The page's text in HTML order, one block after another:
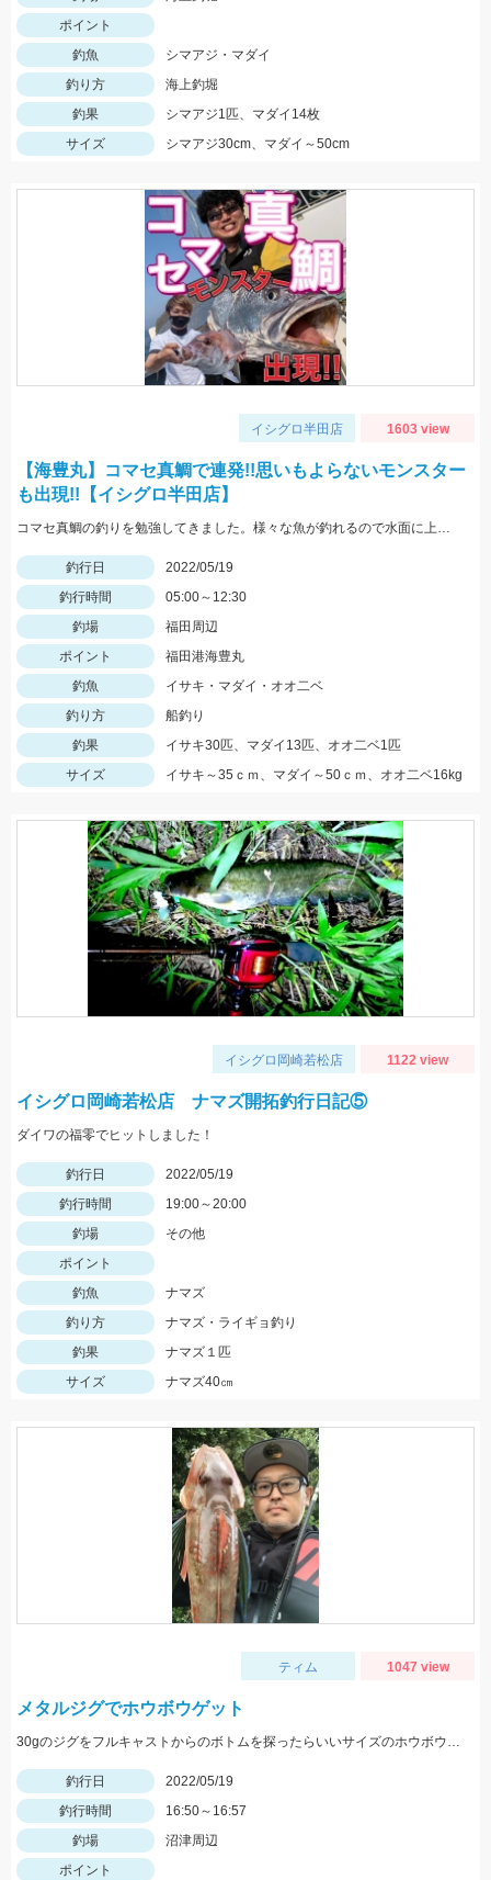
ポイント
釣魚
シマアジ・マダイ
釣り方
海上釣堀
釣果
シマアジ1匹、マダイ14枚
サイズ
シマアジ30cm、マダイ～50cm
イシグロ半田店 1603 view
【海豊丸】コマセ真鯛で連発!!思いもよらないモンスター
も出現!!【イシグロ半田店】
コマセ真鯛の釣りを勉強してきました。様々な魚が釣れるので水面に上がってくるまでドキドキです!!
釣行日
2022/05/19
釣行時間
05:00～12:30
釣場
福田周辺
ポイント
福田港海豊丸
釣魚
イサキ・マダイ・オオ二ベ
釣り方
船釣り
釣果
イサキ30匹、マダイ13匹、オオ二ベ1匹
サイズ
イサキ～35ｃｍ、マダイ～50ｃｍ、オオ二ベ16kg
イシグロ岡崎若松店 1122 view
イシグロ岡崎若松店 ナマズ開拓釣行日記⑤
ダイワの福零でヒットしました！
釣行日
2022/05/19
釣行時間
19:00～20:00
釣場
その他
ポイント
釣魚
ナマズ
釣り方
ナマズ・ライギョ釣り
釣果
ナマズ１匹
サイズ
ナマズ40㎝
ティム 1047 view
メタルジグでホウボウゲット
30gのジグをフルキャストからのボトムを探ったらいいサイズのホウボウが釣れました。
釣行日
2022/05/19
釣行時間
16:50～16:57
釣場
沼津周辺
ポイント